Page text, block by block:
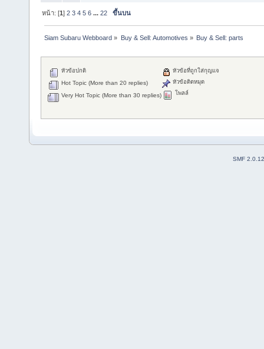
หน้า: [1]2 3 4 5 6 ...22 ขึ้นบน
Siam Subaru Webboard » Buy & Sell: Automotives » Buy & Sell: parts
หัวข้อปกติ
Hot Topic (More than 20 replies)
Very Hot Topic (More than 30 replies)
หัวข้อที่ถูกใส่กุญแจ
หัวข้อติดหมุด
โพลล์
SMF 2.0.12